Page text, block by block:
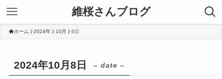
維桜さんブログ
ホーム 2024年 10月 8日
2024年10月8日 – date –